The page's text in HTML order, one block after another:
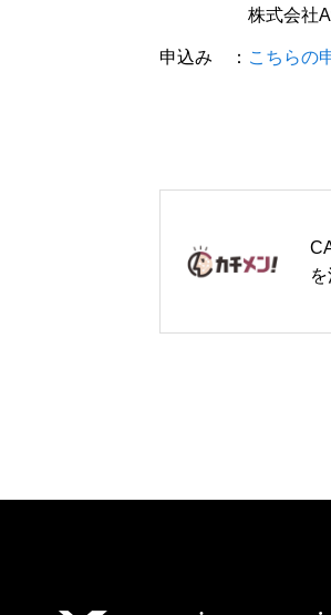
株式会社
申込み ： こちらの